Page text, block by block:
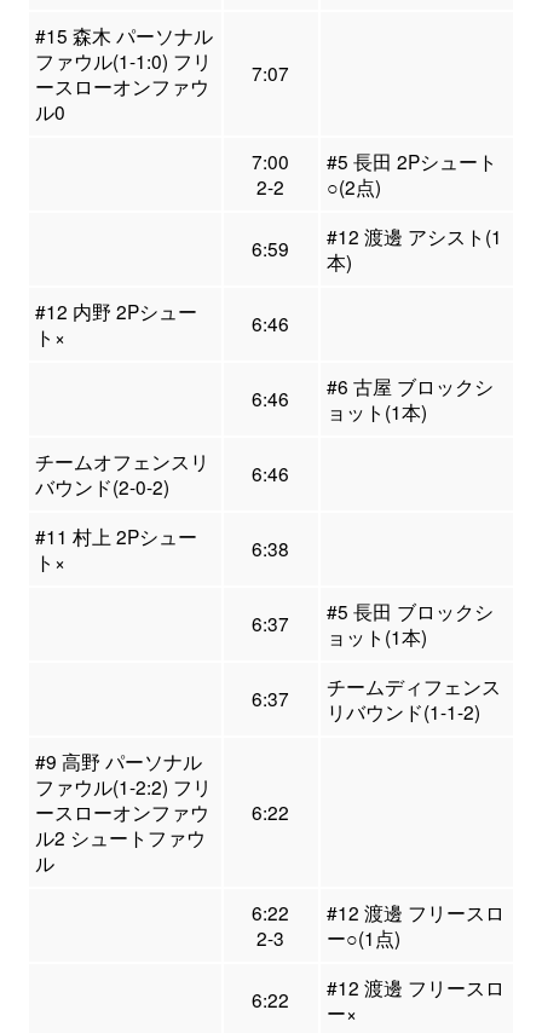
#15 森木 パーソナル
ファウル(1-1:0) フリ
ースローオンファウ
ル0
7:07
7:00
2-2
#5 長田 2Pシュート
○(2点)
6:59
#12 渡邊 アシスト(1
本)
#12 内野 2Pシュー
ト×
6:46
6:46
#6 古屋 ブロックシ
ョット(1本)
チームオフェンスリ
バウンド(2-0-2)
6:46
#11 村上 2Pシュー
ト×
6:38
6:37
#5 長田 ブロックシ
ョット(1本)
6:37
チームディフェンス
リバウンド(1-1-2)
#9 高野 パーソナル
ファウル(1-2:2) フリ
ースローオンファウ
ル2 シュートファウ
ル
6:22
6:22
2-3
#12 渡邊 フリースロ
ー○(1点)
6:22
#12 渡邊 フリースロ
ー×